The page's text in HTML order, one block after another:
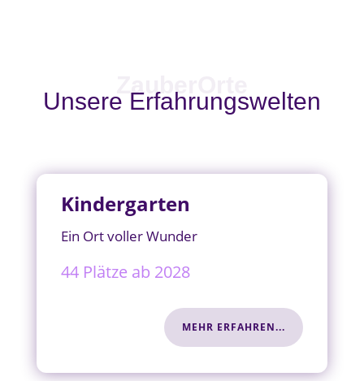
ZauberOrte
Unsere Erfahrungswelten
Kindergarten
Ein Ort voller Wunder
44 Plätze ab 2028
MEHR ERFAHREN...